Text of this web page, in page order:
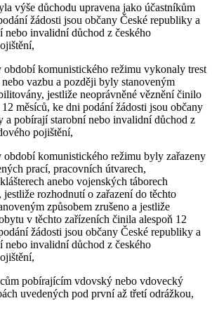
výše důchodu upravena jako účastníkům
žádosti jsou občany České republiky a
nebo invalidní důchod z českého
období komunistického režimu vykonaly trest
vazbu a později byly stanoveným
jestliže neoprávněné věznění činilo
měsíců, ke dni podání žádosti jsou občany
a pobírají starobní nebo invalidní důchod z
pojištění,
období komunistického režimu byly zařazeny
prací, pracovních útvarech,
anebo vojenských táborech
jestliže rozhodnutí o zařazení do těchto
způsobem zrušeno a jestliže
v těchto zařízeních činila alespoň 12
žádosti jsou občany České republiky a
nebo invalidní důchod z českého
pobírajícím vdovský nebo vdovecký
uvedených pod první až třetí odrážkou,